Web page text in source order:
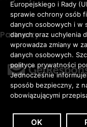
Partnerzy
Europejskiego i Rady
sprawie ochrony osób
danych osobowych i w
danych oraz uchylenia
wprowadza zmiany w
danych osobowych.
polityce prywatności
Jednocześnie
sposób bezpieczny, z
obowiązującymi
OK